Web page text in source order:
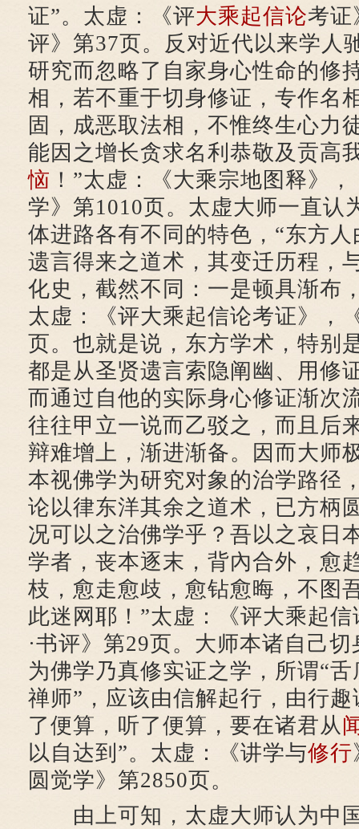
证”。太虚：《评大乘起信论考证
评》第37页。反对近代以来学人
研究而忽略了自家身心性命的修
相，若不重于切身修证，专作名
固，成恶取法相，不惟终生心力
能因之增长贪求名利恭敬及贡高
恼 ！”太虚：《大乘宗地图释》
学》第1010页。太虚大师一直认
体进路各有不同的特色，“东方
遗言得来之道术，其变迁历程，
化史，截然不同：一是顿具渐布
太虚：《评大乘起信论考证》，
页。也就是说，东方学术，特别
都是从圣贤遗言索隐阐幽、用修
而通过自他的实际身心修证渐次
往往甲立一说而乙驳之，而且后
辩难增上，渐进渐备。因而大师
本视佛学为研究对象的治学路径
论以律东洋其余之道术，已方柄
况可以之治佛学乎？吾以之哀日
学者，丧本逐末，背內合外，愈
枝，愈走愈歧，愈钻愈晦，不图
此迷网耶！”太虚：《评大乘起
·书评》第29页。大师本诸自己
为佛学乃真修实证之学，所谓“
禅师”，应该由信解起行，由行
了便算，听了便算，要在诸君从
以自达到”。太虚：《讲学与修行
圆觉学》第2850页。
由上可知，太虚大师认为中